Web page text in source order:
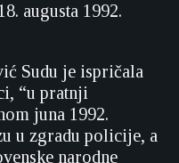
augusta 1992.
Sudu je ispričala
“u pratnji
juna 1992.
u zgradu policije, a
narodne